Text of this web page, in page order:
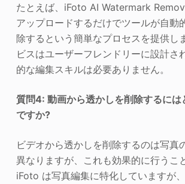
たとえば、iFoto AI Watermark
アップロードするだけでツールが自動
除するという簡単なプロセスを提供し
ビスはユーザーフレンドリーに設計さ
的な編集スキルは必要ありません。
質問4: 動画から透かしを削除するには
ですか?
ビデオから透かしを削除するのは写真
異なりますが、これも効果的に行うこ
iFoto は写真編集に特化していますが